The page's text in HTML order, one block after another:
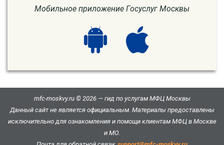
Мобильное приложение Госуслуг Москвы
mfc-moskvy.ru © 2026 — гид по услугам МФЦ Москвы
Данный сайт не является официальным. Материалы предоставлены
исключительно для ознакомления и помощи клиентам МФЦ в Москве
и МО.